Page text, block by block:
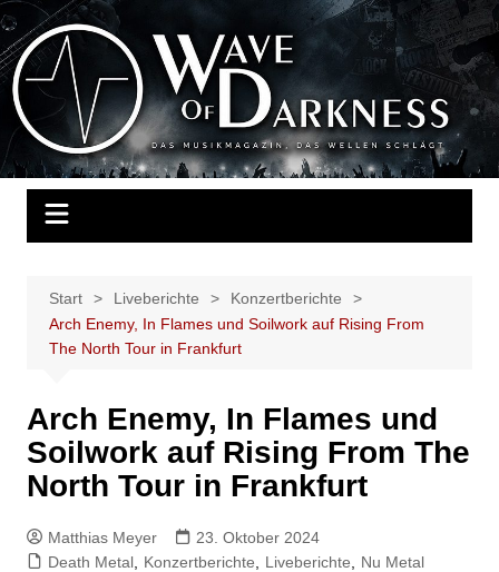
Zum
Inhalt
springen
Wave of Darkness
Das Musikmagazin, das Wellen schlägt. Konzerte, Festivals, Events,
Fotos, Termine, Interviews, Berichte, Musik
Start Liveberichte
Konzertberichte
Arch Enemy, In Flames und Soilwork auf Rising From
The North Tour in Frankfurt
Arch Enemy, In Flames und
Soilwork auf Rising From The
North Tour in Frankfurt
Matthias Meyer
23. Oktober 2024
Death Metal, Konzertberichte Liveberichte Nu Metal